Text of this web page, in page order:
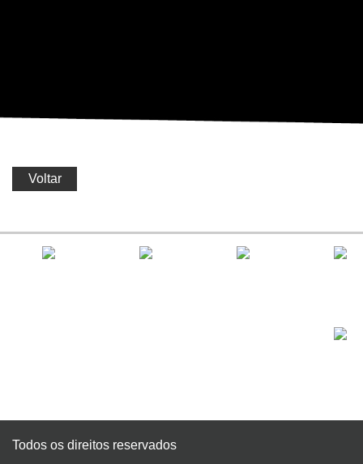
Voltar
Todos os direitos reservados